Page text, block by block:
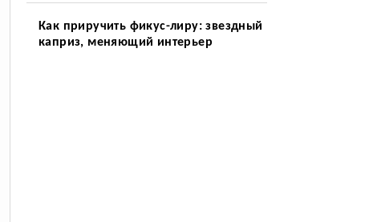
Как приручить фикус-лиру: звездный
каприз, меняющий интерьер